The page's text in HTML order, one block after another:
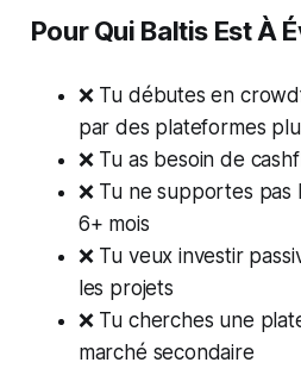
Pour Qui Baltis Est À
❌ Tu débutes en
par des plateformes
❌ Tu as besoin de
❌ Tu ne supportes
6+ mois
❌ Tu veux investir
les projets
❌ Tu cherches une
marché secondaire